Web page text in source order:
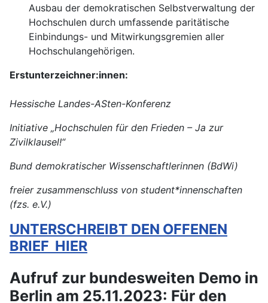
Ausbau der demokratischen Selbstverwaltung der
Hochschulen durch umfassende paritätische
Einbindungs- und Mitwirkungsgremien aller
Hochschulangehörigen.
Erstunterzeichner:innen:
Hessische Landes-ASten-Konferenz
Initiative „Hochschulen für den Frieden – Ja zur
Zivilklausel!“
Bund demokratischer Wissenschaftlerinnen (BdWi)
freier zusammenschluss von student*innenschaften
(fzs. e.V.)
UNTERSCHREIBT DEN OFFENEN
BRIEF HIER
Aufruf zur bundesweiten Demo in
Berlin am 25.11.2023: Für den